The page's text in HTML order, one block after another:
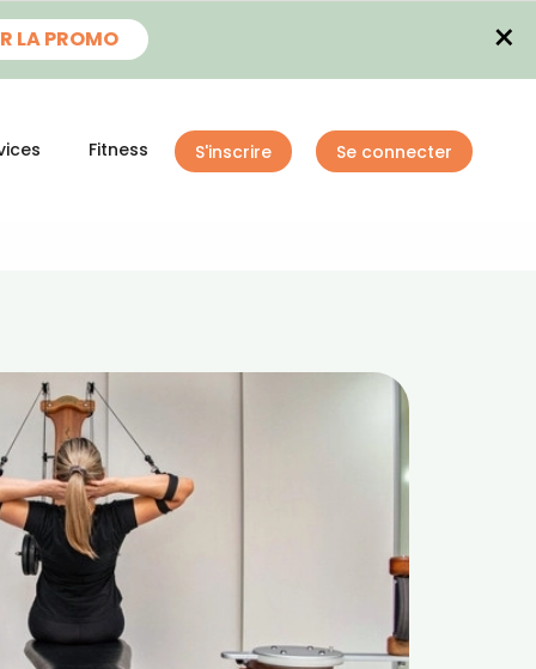
LA PROMO ×
Fitness S'inscrire Se connecter